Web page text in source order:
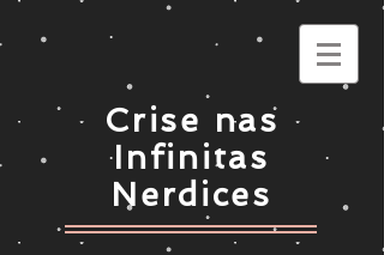
Crise nas
Infinitas
Nerdices